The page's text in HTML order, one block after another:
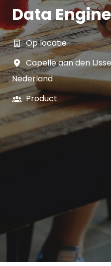
Data
Op locatie
Capelle aan den
Nederland
Product